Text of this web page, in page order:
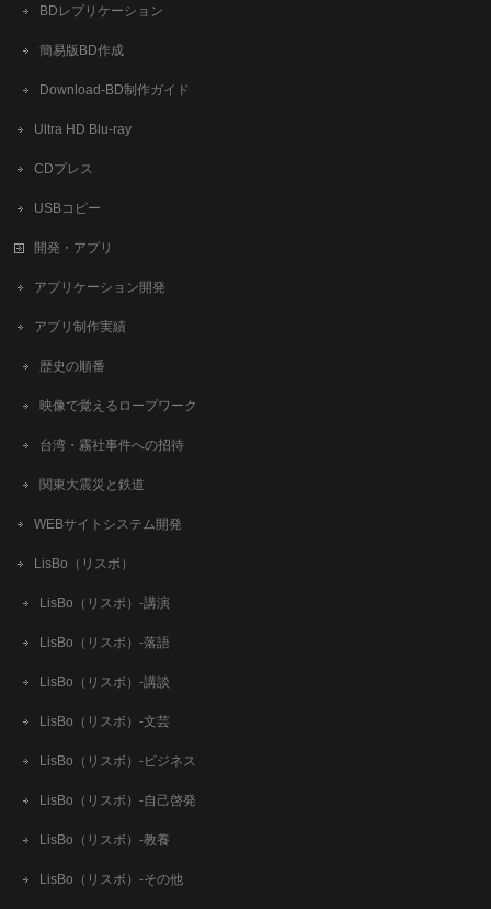
BDレプリケーション
簡易版BD作成
​Download-BD制作ガイド
Ultra HD Blu-ray
CDプレス
USBコピー
開発・アプリ
アプリケーション開発
アプリ制作実績
歴史の順番
映像で覚えるロープワーク
台湾・霧社事件への招待
関東大震災と鉄道
WEBサイトシステム開発
LisBo（リスボ）
LisBo（リスボ）-講演
LisBo（リスボ）-落語
LisBo（リスボ）-講談
LisBo（リスボ）-文芸
LisBo（リスボ）-ビジネス
LisBo（リスボ）-自己啓発
LisBo（リスボ）-教養
LisBo（リスボ）-その他